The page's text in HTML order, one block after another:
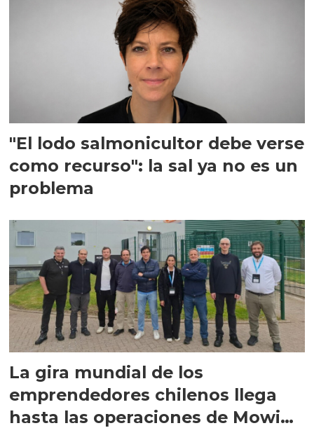
"El lodo salmonicultor debe verse
como recurso": la sal ya no es un
problema
La gira mundial de los
emprendedores chilenos llega
hasta las operaciones de Mowi